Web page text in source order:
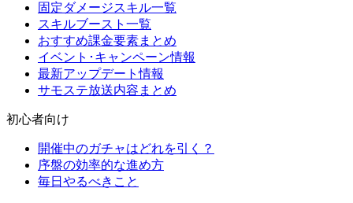
固定ダメージスキル一覧
スキルブースト一覧
おすすめ課金要素まとめ
イベント･キャンペーン情報
最新アップデート情報
サモステ放送内容まとめ
初心者向け
開催中のガチャはどれを引く？
序盤の効率的な進め方
毎日やるべきこと